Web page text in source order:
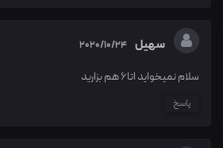
سهیل 2020/10/24
سلام نمیخواید 1تا6 هم بزارید
پاسخ